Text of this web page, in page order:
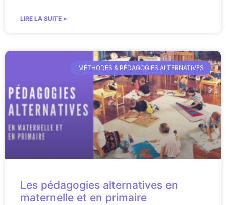
LIRE LA SUITE »
MÉTHODES & PÉDAGOGIES ALTERNATIVES
Les pédagogies alternatives en
maternelle et en primaire